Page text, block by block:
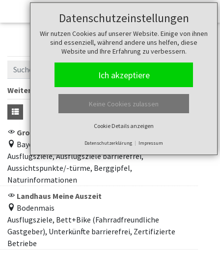
Datenschutzeinstellungen
Wir nutzen Cookies auf unserer Website. Einige von ihnen
sind essenziell, während andere uns helfen, diese
Website und Ihre Erfahrung zu verbessern.
Ich akzeptiere
Keine Cookies zulassen
Cookie Details anzeigen
Datenschutzerklärung Impressum
POI
Weitere Filter anzeigen
Großer Arber
Bayerisch Eisenstein
Ausflugsziele, Ausflugsziele barrierefrei,
Aussichtspunkte/-türme, Berggipfel,
Naturinformationen
Landhaus Meine Auszeit
Bodenmais
Ausflugsziele, Bett+Bike (Fahrradfreundliche
Gastgeber), Unterkünfte barrierefrei, Zertifizierte
Betriebe